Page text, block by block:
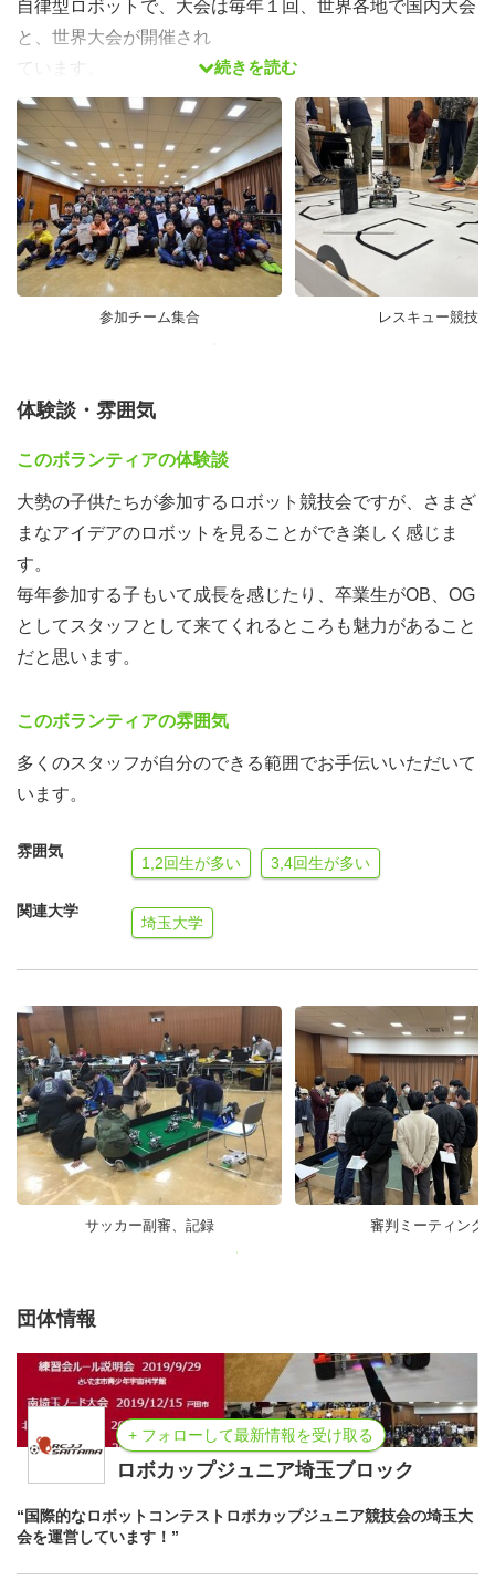
自律型ロボットで、大会は毎年１回、世界各地で国内大会
と、世界大会が開催され
ています。
ロボカップジュニアはロボカップのカテゴリーの一つであ
り、国内にあるロボッ
ト競技会の中で唯一、国際科学技術コンテスト( 支援: 独立
行政法人科学技術振興
機構UＲＬ: )に認定されています。未来の技術者を育てる
ために始まった国際的なプロジェクトです。全国各地から
選抜されたチームがジャパンオープンで競い世界大会への
参加を目指します。
埼玉ブロックは埼玉県下のチームが参加する大会を運営し
ています。南埼玉ノード、北埼玉ノードの2つの予選会を
ームを選抜します。
運営スタッフ
運営は多くのボランティアスタッフで行われています。学
校の先生方や保護者、大会OBやOGの参加もあり地域や関
係者の協力で支えられている活動です。
続きを読む
参加チーム集合 レスキュー競技
体験談・雰囲気
このボランティアの体験談
大勢の子供たちが参加するロボット競技会ですが、さまざ
まなアイデアのロボットを見ることができ楽しく感じま
す。
毎年参加する子もいて成長を感じたり、卒業生がOB、OG
としてスタッフとして来てくれるところも魅力があること
だと思います。
このボランティアの雰囲気
多くのスタッフが自分のできる範囲でお手伝いいただいて
います。
雰囲気
1,2回生が多い 3,4回生が多い
関連大学
埼玉大学
サッカー副審、記録 審判ミーティング
団体情報
+ フォローして最新情報を受け取る
ロボカップジュニア埼玉ブロック
“国際的なロボットコンテストロボカップジュニア競技会の埼玉大
会を運営しています！”